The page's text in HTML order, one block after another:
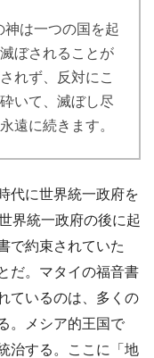
は一つの国を起
ぼされることが
れず、反対にこ
いて、滅ぼし尽
遠に続きます。
代に世界統一政府を
界統一政府の後に起
で約束されていた
だ。マタイの福音書
ているのは、多くの
。メシア的王国で
治する。ここに「地